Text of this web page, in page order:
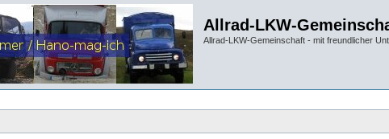
Allrad-LKW-
Allrad-LKW-Gemeinschaft - mit freundlicher